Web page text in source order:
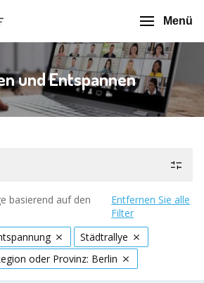
Menü
und Entspannen
basierend auf den
Entfernen Sie alle
Filter
Städtrallye
oder Provinz: Berlin